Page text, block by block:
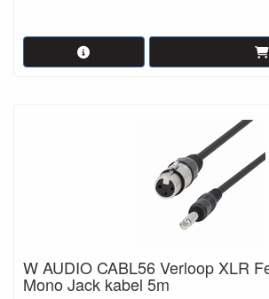
W AUDIO CABL56 Verloop XLR
Mono Jack kabel 5m